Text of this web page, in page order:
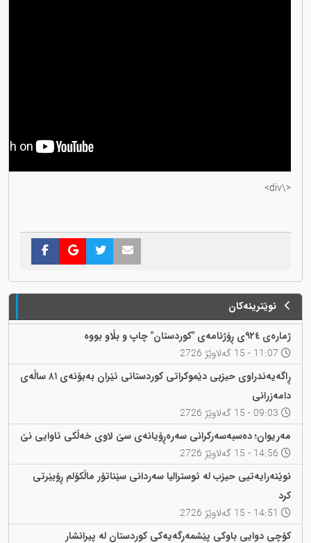
<\div>
نوێترینەکان
ژمارەی ٩٢٤ی ڕۆژنامەی "کوردستان" چاپ و بڵاو بووە
ڕاگەیەندراوی حیزبی دێموکراتی کوردستانی ئێران بەبۆنەی ٨١ ساڵەی
دامەزرانی
مەریوان؛ دەسبەسەرکرانی سەرەڕۆیانەی سێ لاوی خەڵکی ئاوایی نێ
نوێنەرایەتیی حیزب لە ئوسترالیا سەردانی سێناتۆر ماڵکۆلم ڕۆبێرتی
کرد
کۆچی دوایی باوکی پێشمەرگەیەکی کوردستان لە پیرانشار